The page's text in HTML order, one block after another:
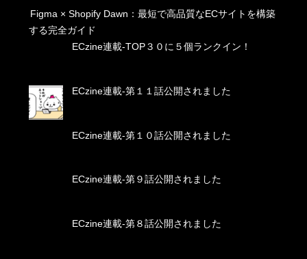
Figma × Shopify Dawn：最短で高品質なECサイトを構築
する完全ガイド
ECzine連載-TOP３０に５個ランクイン！
ECzine連載-第１１話公開されました
ECzine連載-第１０話公開されました
ECzine連載-第９話公開されました
ECzine連載-第８話公開されました